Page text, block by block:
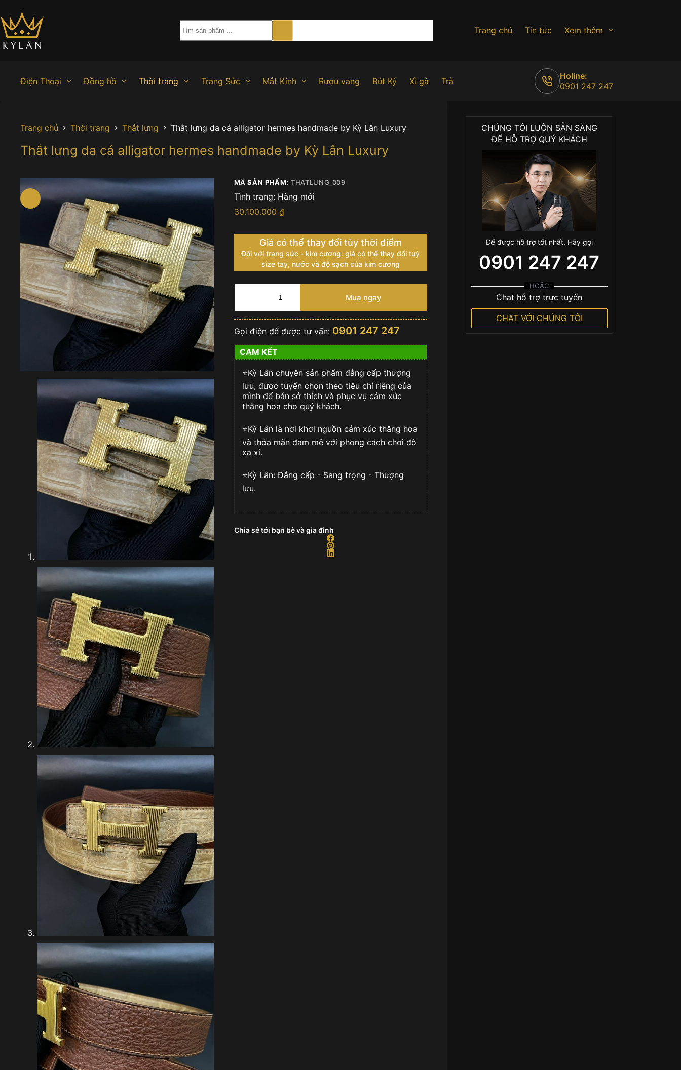
đến
phần
nội
dung
Trang chủ Tin tức Xem thêm
Điện Thoại Đồng hồ Thời trang Trang Sức Mắt Kính Rượu vang Bút Ký Xì gà Trà
Holine:
0901 247 247
Trang chủ Thời trang Thắt lưng Thắt lưng da cá alligator hermes handmade by Kỳ Lân Luxury
Thắt lưng da cá alligator hermes handmade by Kỳ Lân Luxury
MÃ SẢN PHẨM: THATLUNG_009
Tình trạng: Hàng mới
30.100.000 ₫
Giá có thể thay đổi tùy thời điểm
Đối với trang sức - kim cương: giá có thể thay đổi tuỳ
size tay, nước và độ sạch của kim cương
Thắt
alligator
hermes
handmade
by
Lân
Luxury
lượng
Mua ngay
Gọi điện để được tư vấn: 0901 247 247
CAM KẾT
⭐️Kỳ Lân chuyên sản phẩm đẳng cấp thượng
lưu, được tuyển chọn theo tiêu chí riêng của
mình để bán sở thích và phục vụ cảm xúc
thăng hoa cho quý khách.
⭐️Kỳ Lân là nơi khơi nguồn cảm xúc thăng hoa
và thỏa mãn đam mê với phong cách chơi đồ
xa xỉ.
⭐️Kỳ Lân: Đẳng cấp - Sang trọng - Thượng
lưu.
Chia sẻ tới bạn bè và gia đình
CHÚNG TÔI LUÔN SẴN SÀNG
ĐỂ HỖ TRỢ QUÝ KHÁCH
Để được hỗ trợ tốt nhất. Hãy gọi
0901 247 247
HOẶC
Chat hỗ trợ trực tuyến
CHAT VỚI CHÚNG TÔI